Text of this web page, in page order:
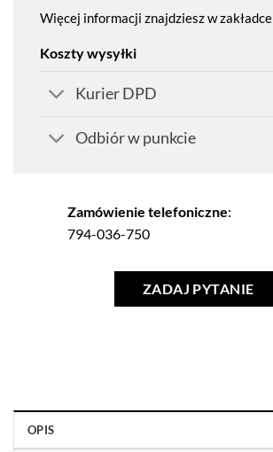
Więcej informacji znajdziesz w zakładce
Koszty wysyłki
Kurier DPD
Odbiór w punkcie
Zamówienie telefoniczne:
794-036-750
ZADAJ PYTANIE
OPIS